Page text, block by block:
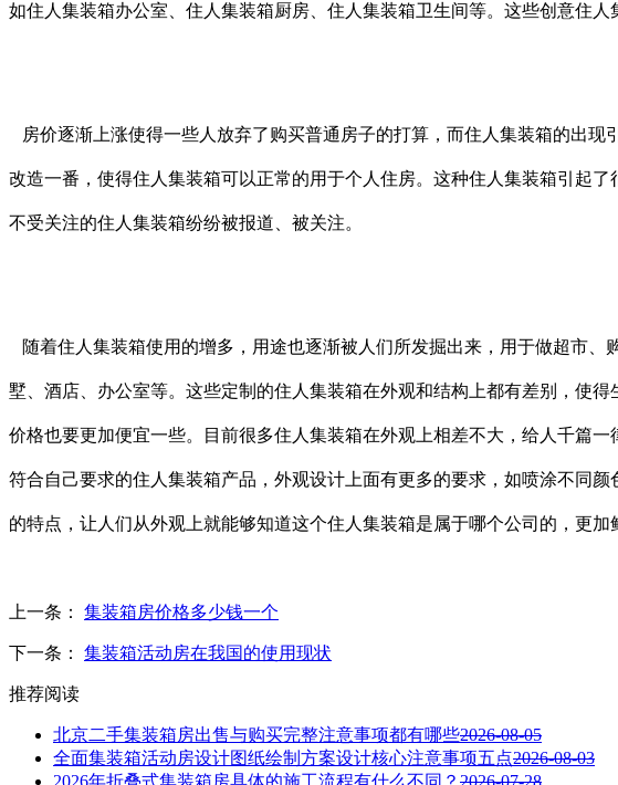
如住人集装箱办公室、住人集装箱厨房、住人集装箱卫生间等。这些创意住
房价逐渐上涨使得一些人放弃了购买普通房子的打算，而住人集装箱的出
改造一番，使得住人集装箱可以正常的用于个人住房。这种住人集装箱引起
不受关注的住人集装箱纷纷被报道、被关注。
随着住人集装箱使用的增多，用途也逐渐被人们所发掘出来，用于做超市
墅、酒店、办公室等。这些定制的住人集装箱在外观和结构上都有差别，使
价格也要更加便宜一些。目前很多住人集装箱在外观上相差不大，给人千篇
符合自己要求的住人集装箱产品，外观设计上面有更多的要求，如喷涂不同
的特点，让人们从外观上就能够知道这个住人集装箱是属于哪个公司的，更加
上一条： 集装箱房价格多少钱一个
下一条： 集装箱活动房在我国的使用现状
推荐阅读
北京二手集装箱房出售与购买完整注意事项都有哪些2026-08-05
全面集装箱活动房设计图纸绘制方案设计核心注意事项五点2026-08-03
2026年折叠式集装箱房具体的施工流程有什么不同？ 2026-07-28